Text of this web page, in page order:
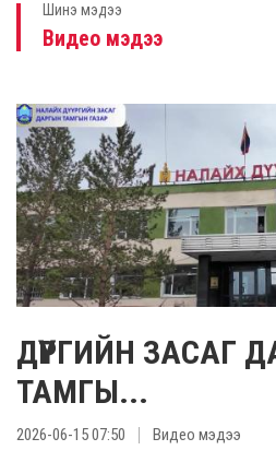
Шинэ мэдээ
Видео мэдээ
ДҮҮРГИЙН ЗАСАГ
ТАМГЫ...
2026-06-15 07:50 Видео мэдээ
The
The Academic new year
Илүү